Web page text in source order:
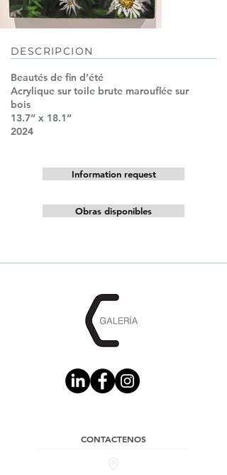
DESCRIPCION
Beautés de ﬁn d’été
Acrylique sur toile brute marouﬂée sur
bois
13.7“ x 18.1“
2024
Information request
Obras disponibles
CONTACTENOS